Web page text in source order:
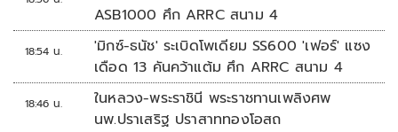
ASB1000 ศึก ARRC สนาม 4
18:54 น.
'มิกซ์-ธนัช' ระเบิดโพเดียม SS600 'เฟอร์' แซง
เดือด 13 คันคว้าแต้ม ศึก ARRC สนาม 4
18:46 น.
ในหลวง-พระราชินี พระราชทานเพลิงศพ
นพ.ปราเสริฐ ปราสาททองโอสถ